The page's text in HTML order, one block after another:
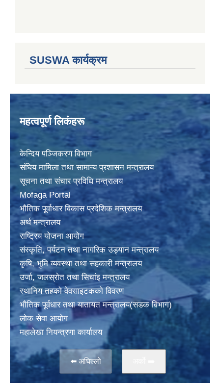
SUSWA कार्यक्रम
महत्वपूर्ण लिकंहरू
केन्दिय पञ्जिकरण विभाग
संघिय मामिला तथा सामान्य प्रशासन मन्त्रालय
सूचना तथा संचार प्रविधि मन्त्रालय
Mofaga Portal
भाैतिक पूर्वाधार विकास प्रदेशिक मन्त्रालय
अर्थ मन्त्रालय
राष्ट्रिय योजना आयोग
संस्कृति, पर्यटन तथा नागरिक उड्यान मन्त्रालय
कृषि, भुमि व्यवस्था तथा सहकारी मन्त्रालय
उर्जा, जलस्राेत तथा सिचांइ मन्त्रालय
स्थानिय तहकाे वेवसाइटककाे विवरण
भाैतिक पूर्वधार तथा यातायत मन्त्रालय(सडक विभाग)
लाेक सेवा आयोग
महालेखा नियन्त्रणा कार्यालय
⬅️ अघिल्लो